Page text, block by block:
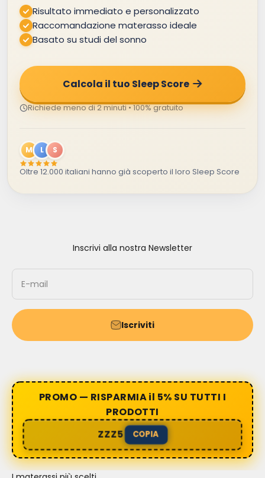
Risultato immediato e personalizzato
Raccomandazione materasso ideale
Basato su studi del sonno
Calcola il tuo Sleep Score
Richiede meno di 2 minuti • 100% gratuito
M L S
Oltre 12.000 italiani hanno già scoperto il loro Sleep Score
Inscrivi alla nostra Newsletter
E-mail
Iscriviti
PROMO — RISPARMIA il 5% SU TUTTI I
PRODOTTI
ZZZ5 COPIA